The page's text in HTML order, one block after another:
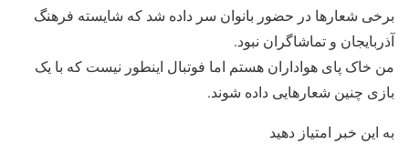
برخی شعارها در حضور بانوان سر داده شد که شایسته فرهنگ
آذربایجان و تماشاگران نبود.
من خاک پای هواداران هستم اما فوتبال اینطور نیست که با یک
بازی چنین شعارهایی داده شوند.
به این خبر امتیاز دهید